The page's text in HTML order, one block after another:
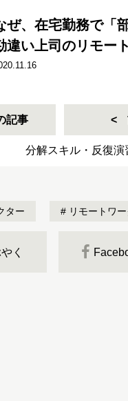
ぜ、在宅勤務で「
違い上司のリモー
記事
分解スキル・反復
ター リモートワー
く